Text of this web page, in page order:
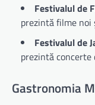
Festivalul de
prezintă filme noi
Festivalul de
prezintă concerte
Gastronomia